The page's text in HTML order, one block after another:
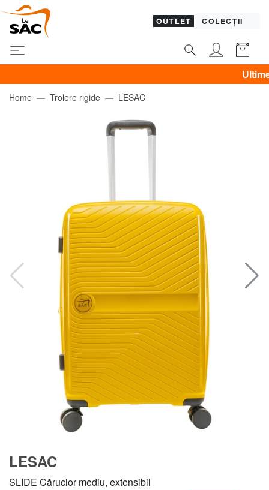
OUTLET COLECȚII
Ultimele
Home Trolere rigide LESAC
LESAC
SLIDE Cărucior mediu, extensibil